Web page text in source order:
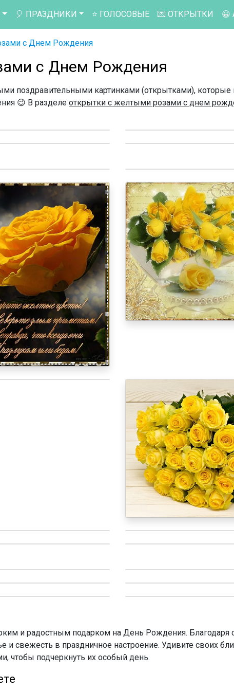
🎈 ПРАЗДНИКИ ⭐ ГОЛОСОВЫЕ 💌 ОТКРЫТКИ 😀
с Днем Рождения
с Днем Рождения
поздравительными картинками (открытками), которые
😉 В разделе открытки с желтыми розами с днем
и радостным подарком на День Рождения. Благодаря
свежесть в праздничное настроение. Удивите своих
чтобы подчеркнуть их особый день.